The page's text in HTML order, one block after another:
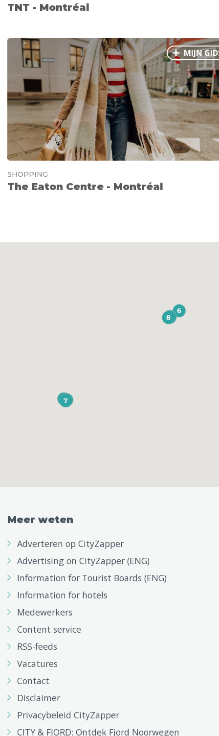
TNT - Montréal
MIJN
SHOPPING
The Eaton Centre - Montréal
Meer weten
Adverteren op CityZapper
Advertising on CityZapper (ENG)
Information for Tourist Boards (ENG)
Information for hotels
Medewerkers
Content service
RSS-feeds
Vacatures
Contact
Disclaimer
Privacybeleid CityZapper
CITY & FJORD: Ontdek Fjord Noorwegen